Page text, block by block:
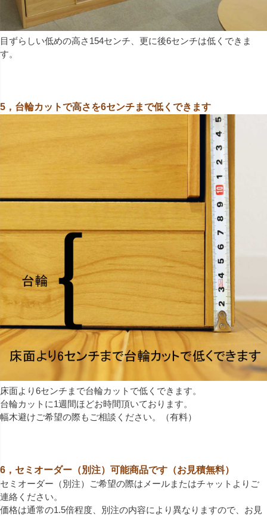
目ずらしい低めの高さ154センチ、更に後6センチは低くできま
す。
5，台輪カットで高さを6センチまで低くできます
床面より6センチまで台輪カットで低くできます。
台輪カットに1週間ほどお時間頂いております。
幅木避けご希望の際もご相談ください。（有料）
6，セミオーダー（別注）可能商品です（お見積無料）
セミオーダー（別注）ご希望の際はメールまたはチャットよりご
連絡ください。
価格は通常の1.5倍程度、別注の内容により異なりますので、お見